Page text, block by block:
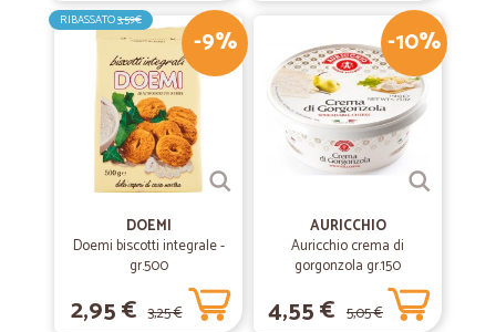
-9%
RIBASSATO3,59€
DOEMI
Doemi biscotti integrale -
gr.500
2,95 € 3,25 €
-10%
AURICCHIO
Auricchio crema di
gorgonzola gr.150
4,55 € 5,05 €